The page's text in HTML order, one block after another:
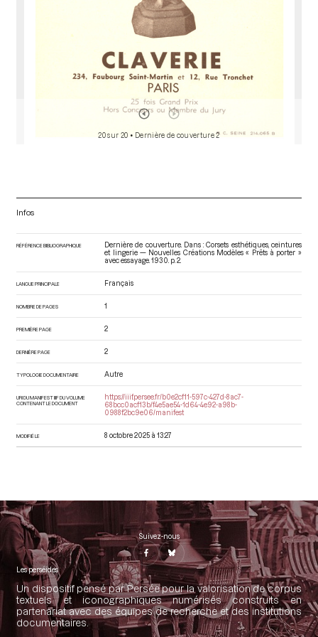
20 sur 20 • Dernière de couverture 2
Infos
RÉFÉRENCE BIBLIOGRAPHIQUE
Dernière de couverture. Dans : Corsets esthétiques, ceintures
et lingerie — Nouvelles Créations Modèles « Prêts à porter »
avec essayage . 1930. p. 2.
LANGUE PRINCIPALE Français
NOMBRE DE PAGES 1
PREMIÈRE PAGE 2
DERNIÈRE PAGE 2
TYPOLOGIE DOCUMENTAIRE Autre
URI DU MANIFEST IIIF DU VOLUME
CONTENANT LE DOCUMENT
https://iiif.persee.fr/b0e2cf11-597c-427d-8ac7-
68bcc0acf13b/f4e5ae54-1d64-4e92-a98b-
0988f2bc9e06/manifest
MODIFIÉ LE 8 octobre 2025 à 13:27
Suivez-nous
Les perséides
Un dispositif pensé par Persée pour la valorisation de corpus
textuels et iconographiques numérisés construits en
partenariat avec des équipes de recherche et des institutions
documentaires.